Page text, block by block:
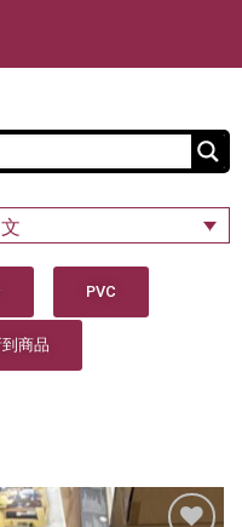
PVC
到商品